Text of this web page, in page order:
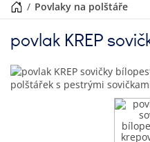
/ povlaky na polštáře
povlak KREP